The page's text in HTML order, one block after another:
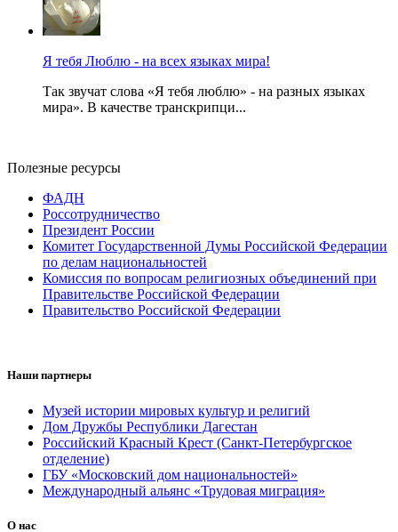
Я тебя Люблю - на всех языках мира!
Так звучат слова «Я тебя люблю» - на разных языках
мира». В качестве транскрипци...
Полезные ресурсы
ФАДН
Россотрудничество
Президент России
Комитет Государственной Думы Российской Федерации
по делам национальностей
Комиссия по вопросам религиозных объединений при
Правительстве Российской Федерации
Правительство Российской Федерации
Наши партнеры
Музей истории мировых культур и религий
Дом Дружбы Республики Дагестан
Российский Красный Крест (Санкт-Петербургское
отделение)
ГБУ «Московский дом национальностей»
Международный альянс «Трудовая миграция»
О нас